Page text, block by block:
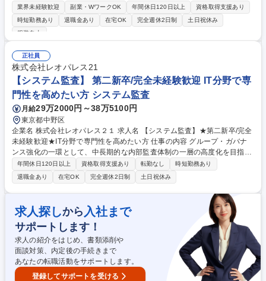
当組織において新規事業立ち上げに関わる業務全般をお任せいたします。
【詳細】■市場調査・顧客インサイトの収集・分析 ■事業コンセプト策
定・ビジネスモデル構築 ■無償／有償検証プラン（PoC）の策定と実施）
ジネスモデルを検討 ■社内風土醸成・イノベーション開発に関する業務：
新規事業人財育成プログラム（新規事業アカデミー）の企画・実行、スタ
ートアップなど社外連携に向けたソーシング活動 募集職種 【新規事業開
発】酒類領域の新規事業開発/
業界未経験歓迎 副業・WワークOK 年間休日120日以上
資格取得支援あり
時短勤務あり
退職金あり 在宅OK 完全週休2日制
土日祝休み
服装自由
正社員
株式会社レオパレス21
【システム監査】 第二新卒/完全未経験歓迎 IT分野で専
門性を高めたい方 システム監査
月給29万2000円～38万5100円
東京都中野区
企業名 株式会社レオパレス２１ 求人名 【システム監査】★第二新卒/完全
未経験歓迎★IT分野で専門性を高めたい方 仕事の内容 グループ・ガバナ
ンス強化の一環として、中長期的な内部監査体制の一層の高度化を目指し
た増員を計画。当社および国内外グループ会社を対象にした情報システム
に関する監査業務をお任せします。 【以下の業務を行っていただきます※
詳細は面接の場でお話します】 ■システム監査 ■情報セキュリティ監査 ■
システムに係る内部統制（J-SOX）監査 募集職種 【システム監査】★第
二新卒/完全未経験歓迎★IT分野で専門性を高めたい方
年間休日120日以上 資格取得支援あり 転勤なし
時短勤務あり
退職金あり
在宅OK 完全週休2日制 土日祝休み
求人探しから 入社まで
サポートします！
求人の紹介をはじめ、書類添削や
面談対策、内定後の手続きまで
あなたの転職活動をサポートします。
登録してサポートを受ける